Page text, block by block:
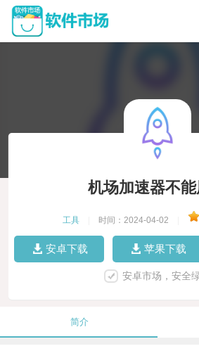
机场加速器不能
工具 时间：2024-04-02
安卓下载 苹果下载
安卓市场，安全
简介